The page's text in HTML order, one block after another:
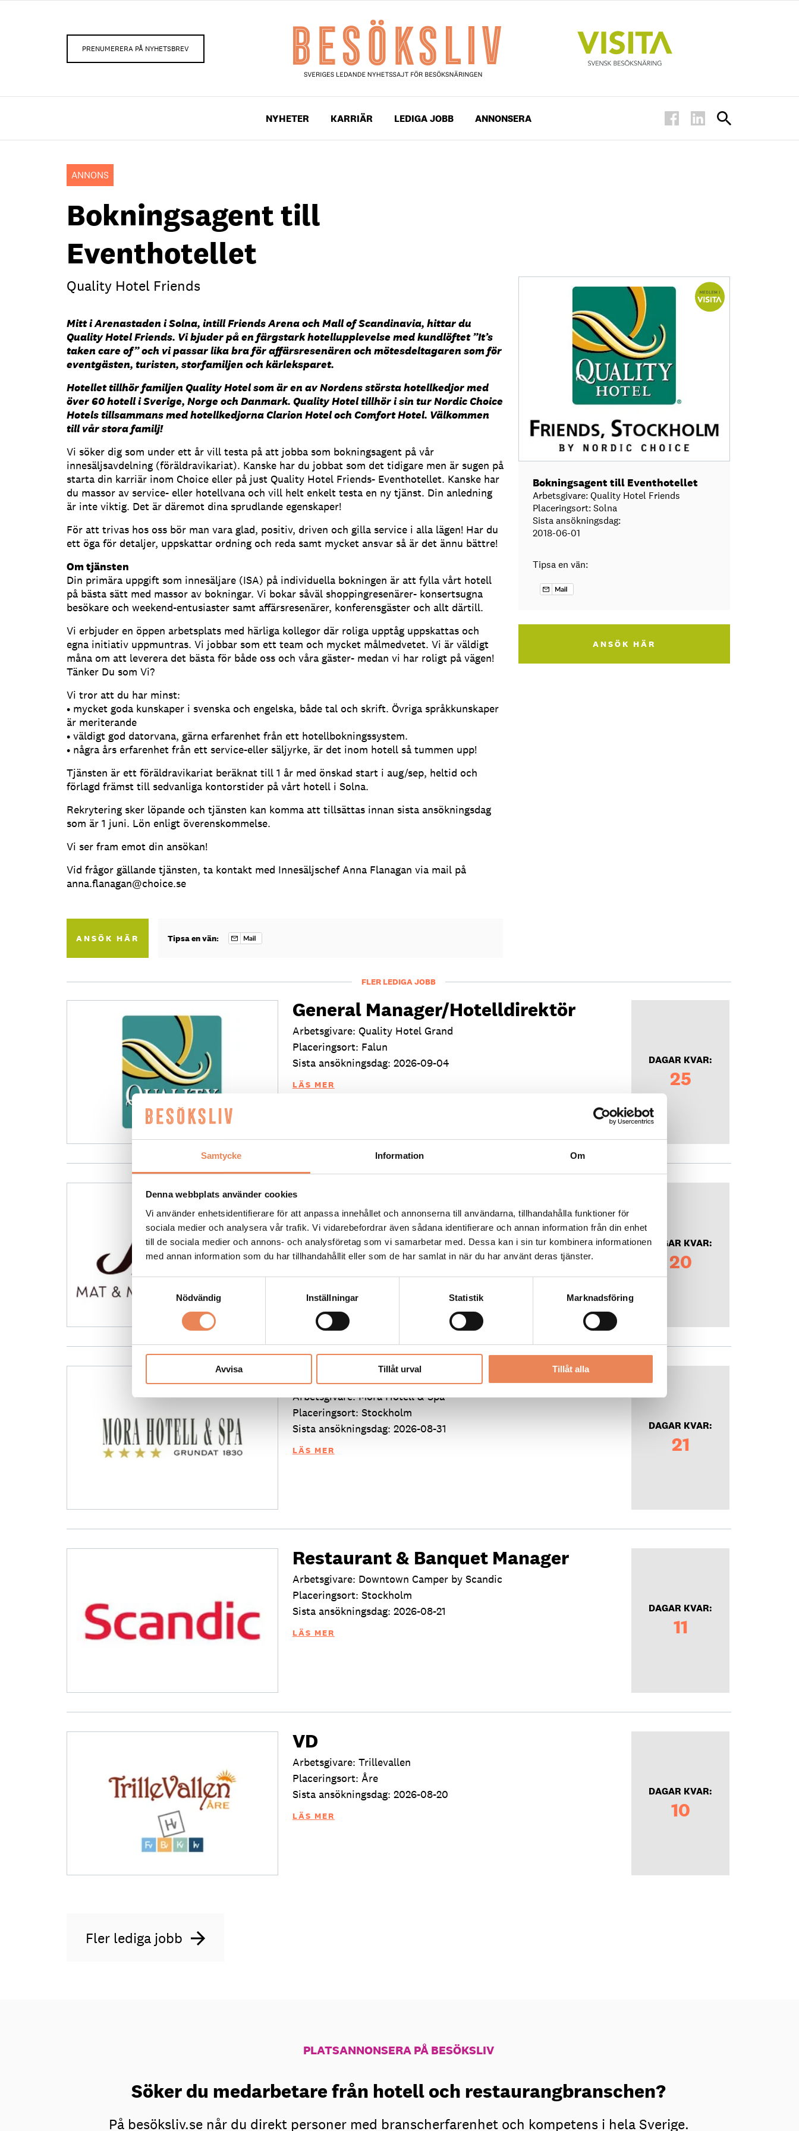
Samtycke Information Om
Denna webbplats använder cookies
Vi använder enhetsidentifierare för att anpassa innehållet och annonserna till användarna, tillhandahålla funktioner för
sociala medier och analysera vår trafik. Vi vidarebefordrar även sådana identifierare och annan information från din enhet
till de sociala medier och annons- och analysföretag som vi samarbetar med. Dessa kan i sin tur kombinera informationen
med annan information som du har tillhandahållit eller som de har samlat in när du har använt deras tjänster.
Nödvändig
Inställningar Statistik Marknadsföring
Avvisa Tillåt urval Tillåt alla
PRENUMERERA PÅ NYHETSBREV
NYHETER KARRIÄR LEDIGA JOBB ANNONSERA
ANNONS
Bokningsagent till
Eventhotellet
Quality Hotel Friends
Mitt i Arenastaden i Solna, intill Friends Arena och Mall of Scandinavia, hittar du
Quality Hotel Friends. Vi bjuder på en färgstark hotellupplevelse med kundlöftet ”It’s
taken care of” och vi passar lika bra för affärsresenären och mötesdeltagaren som för
eventgästen, turisten, storfamiljen och kärleksparet.
Hotellet tillhör familjen Quality Hotel som är en av Nordens största hotellkedjor med
över 60 hotell i Sverige, Norge och Danmark. Quality Hotel tillhör i sin tur Nordic Choice
Hotels tillsammans med hotellkedjorna Clarion Hotel och Comfort Hotel. Välkommen
till vår stora familj!
Vi söker dig som under ett år vill testa på att jobba som bokningsagent på vår
innesäljsavdelning (föräldravikariat). Kanske har du jobbat som det tidigare men är sugen på
starta din karriär inom Choice eller på just Quality Hotel Friends- Eventhotellet. Kanske har
du massor av service- eller hotellvana och vill helt enkelt testa en ny tjänst. Din anledning
är inte viktig. Det är däremot dina sprudlande egenskaper!
För att trivas hos oss bör man vara glad, positiv, driven och gilla service i alla lägen! Har du
ett öga för detaljer, uppskattar ordning och reda samt mycket ansvar så är det ännu bättre!
Om tjänsten
Din primära uppgift som innesäljare (ISA) på individuella bokningen är att fylla vårt hotell
på bästa sätt med massor av bokningar. Vi bokar såväl shoppingresenärer- konsertsugna
besökare och weekend-entusiaster samt affärsresenärer, konferensgäster och allt därtill.
Vi erbjuder en öppen arbetsplats med härliga kollegor där roliga upptåg uppskattas och
egna initiativ uppmuntras. Vi jobbar som ett team och mycket målmedvetet. Vi är väldigt
måna om att leverera det bästa för både oss och våra gäster- medan vi har roligt på vägen!
Tänker Du som Vi?
Vi tror att du har minst:
• mycket goda kunskaper i svenska och engelska, både tal och skrift. Övriga språkkunskaper
är meriterande
• väldigt god datorvana, gärna erfarenhet från ett hotellbokningssystem.
• några års erfarenhet från ett service-eller säljyrke, är det inom hotell så tummen upp!
Tjänsten är ett föräldravikariat beräknat till 1 år med önskad start i aug/sep, heltid och
förlagd främst till sedvanliga kontorstider på vårt hotell i Solna.
Rekrytering sker löpande och tjänsten kan komma att tillsättas innan sista ansökningsdag
som är 1 juni. Lön enligt överenskommelse.
Vi ser fram emot din ansökan!
Vid frågor gällande tjänsten, ta kontakt med Innesäljschef Anna Flanagan via mail på
anna.flanagan@choice.se
ANSÖK HÄR Tipsa en vän:
Bokningsagent till Eventhotellet
Arbetsgivare: Quality Hotel Friends
Placeringsort: Solna
Sista ansökningsdag:
2018-06-01
Tipsa en vän:
ANSÖK HÄR
FLER LEDIGA JOBB
General Manager/Hotelldirektör
Arbetsgivare: Quality Hotel Grand
Placeringsort: Falun
Sista ansökningsdag: 2026-09-04
LÄS MER
DAGAR KVAR:
25
Kock
Arbetsgivare: Smådalarö Gård Hotell & Spa
Placeringsort: Dalarö
Sista ansökningsdag: 2026-08-30
DAGAR KVAR:
20
Säljansvarig
Arbetsgivare: Mora Hotell & Spa
Placeringsort: Stockholm
Sista ansökningsdag: 2026-08-31
LÄS MER
DAGAR KVAR:
21
Restaurant & Banquet Manager
Arbetsgivare: Downtown Camper by Scandic
Placeringsort: Stockholm
Sista ansökningsdag: 2026-08-21
LÄS MER
DAGAR KVAR:
11
VD
Arbetsgivare: Trillevallen
Placeringsort: Åre
Sista ansökningsdag: 2026-08-20
LÄS MER
DAGAR KVAR:
10
Fler lediga jobb
PLATSANNONSERA PÅ BESÖKSLIV
Söker du medarbetare från hotell och restaurangbranschen?
På besöksliv.se når du direkt personer med branscherfarenhet och kompetens i hela Sverige.